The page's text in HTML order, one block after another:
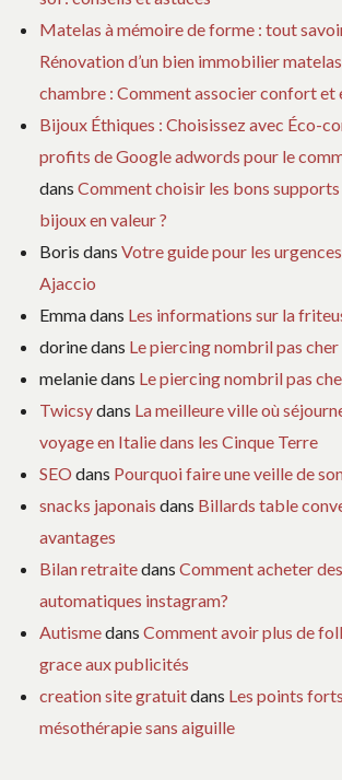
Matelas à mémoire de forme : tout
Rénovation d’un bien immobilier
chambre : Comment associer confort et
Bijoux Éthiques : Choisissez avec Éco-
profits de Google adwords pour le
dans Comment choisir les bons
bijoux en valeur ?
Boris dans Votre guide pour les
Ajaccio
Emmadans Les informations sur la
dorinedans Le piercing nombril pas cher
melaniedans Le piercing nombril pas
Twicsydans La meilleure ville où
voyage en Italie dans les Cinque Terre
SEO dans Pourquoi faire une veille de
snacks japonais dans Billards table
avantages
Bilan retraitedans Comment acheter
automatiques instagram?
Autismedans Comment avoir plus de
grace aux publicités
creation site gratuitdans Les points
mésothérapie sans aiguille